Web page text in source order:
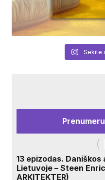
Sekite
13 epizodas.
Lietuvoje – Steen
ARKITEKTER)